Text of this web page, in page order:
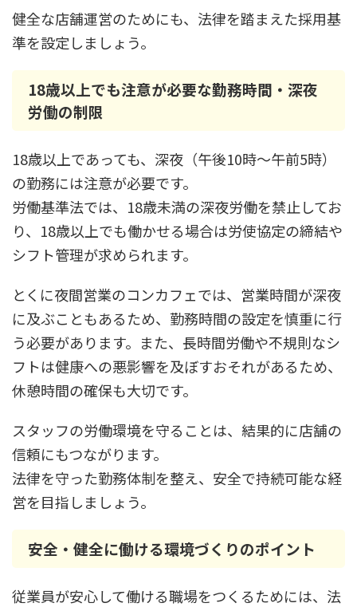
健全な店舗運営のためにも、法律を踏まえた採用基
準を設定しましょう。
18歳以上でも注意が必要な勤務時間・深夜
労働の制限
18歳以上であっても、深夜（午後10時〜午前5時）
の勤務には注意が必要です。
労働基準法では、18歳未満の深夜労働を禁止してお
り、18歳以上でも働かせる場合は労使協定の締結や
シフト管理が求められます。
とくに夜間営業のコンカフェでは、営業時間が深夜
に及ぶこともあるため、勤務時間の設定を慎重に行
う必要があります。また、長時間労働や不規則なシ
フトは健康への悪影響を及ぼすおそれがあるため、
休憩時間の確保も大切です。
スタッフの労働環境を守ることは、結果的に店舗の
信頼にもつながります。
法律を守った勤務体制を整え、安全で持続可能な経
営を目指しましょう。
安全・健全に働ける環境づくりのポイント
従業員が安心して働ける職場をつくるためには、法